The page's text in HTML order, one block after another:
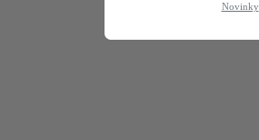
Novinky